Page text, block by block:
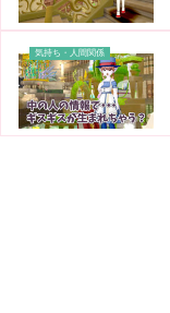
気持ち・人間関係